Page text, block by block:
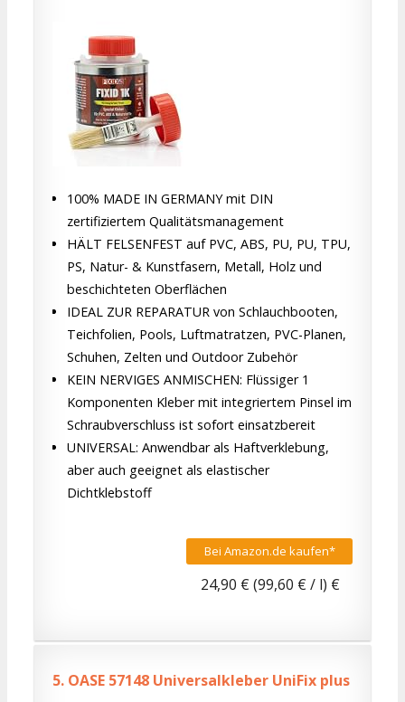
100% MADE IN GERMANY mit DIN
zertifiziertem Qualitätsmanagement
HÄLT FELSENFEST auf PVC, ABS, PU, PU, TPU,
PS, Natur- & Kunstfasern, Metall, Holz und
beschichteten Oberflächen
IDEAL ZUR REPARATUR von Schlauchbooten,
Teichfolien, Pools, Luftmatratzen, PVC-Planen,
Schuhen, Zelten und Outdoor Zubehör
KEIN NERVIGES ANMISCHEN: Flüssiger 1
Komponenten Kleber mit integriertem Pinsel im
Schraubverschluss ist sofort einsatzbereit
UNIVERSAL: Anwendbar als Haftverklebung,
aber auch geeignet als elastischer
Dichtklebstoff
Bei Amazon.de kaufen*
24,90 € (99,60 € / l) €
5. OASE 57148 Universalkleber UniFix plus